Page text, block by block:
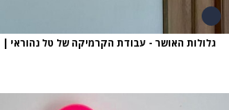
גלולות האושר - עבודת הקרמיקה של טל נהוראי |